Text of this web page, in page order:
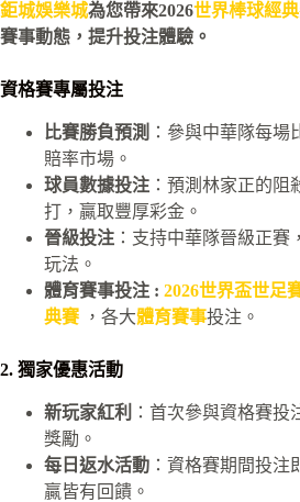
鉅城娛樂城為您帶來2026世界棒球經
賽事動態，提升投注體驗。
資格賽專屬投注
比賽勝負預測 ：參與中華隊每
賠率市場。
球員數據投注 ：預測林家正的
打，贏取豐厚彩金。
晉級投注 ：支持中華隊晉級正
玩法。
體育賽事投注 : 2026世界盃世足
典賽 ，各大體育賽事投注。
2. 獨家優惠活動
新玩家紅利
：首次參與資格賽
獎勵。
每日返水活動 ：資格賽期間投
贏皆有回饋。